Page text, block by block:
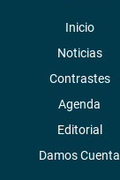
Inicio
Noticias
Contrastes
Agenda
Editorial
Damos Cuenta